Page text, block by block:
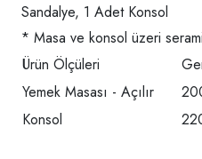
Sandalye, 1 Adet Konsol
* Masa ve konsol üzeri
Ürün Ölçüleri
Yemek Masası - Açılır
Konsol